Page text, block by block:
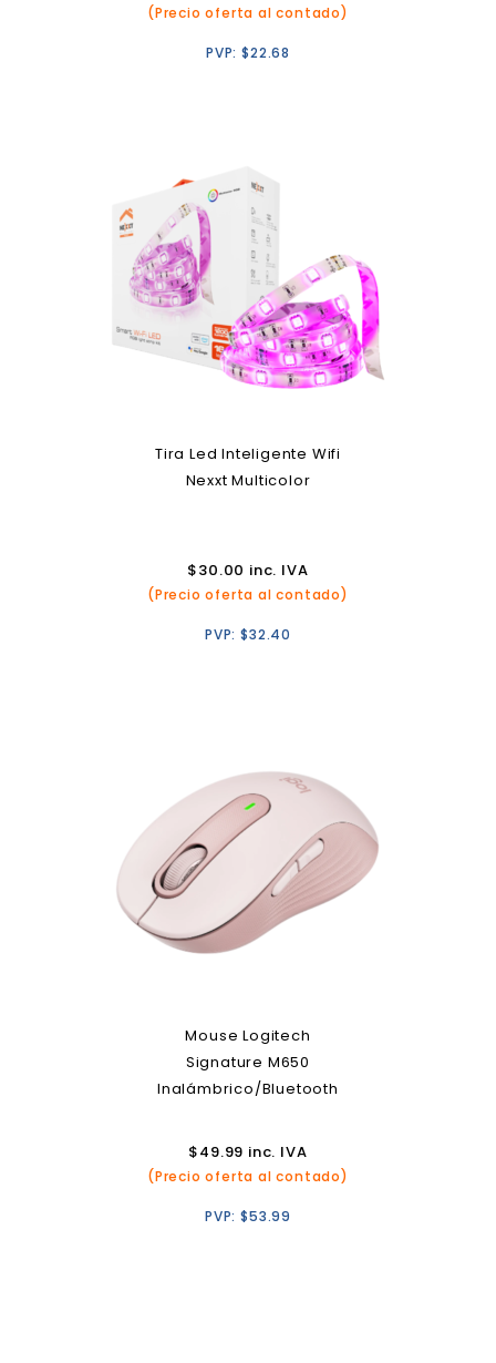
(Precio oferta al contado)
PVP:$22.68
Tira Led Inteligente Wifi
Nexxt Multicolor
$30.00 inc. IVA
(Precio oferta al contado)
PVP:$32.40
Mouse Logitech
Signature M650
Inalámbrico/Bluetooth
$49.99 inc. IVA
(Precio oferta al contado)
PVP:$53.99